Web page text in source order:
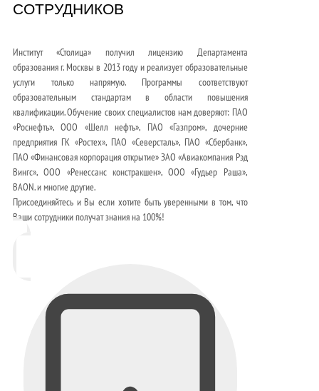
СОТРУДНИКОВ
Институт «Столица» получил лицензию Департамента
образования г. Москвы в 2013 году и реализует образовательные
услуги только напрямую. Программы соответствуют
образовательным стандартам в области повышения
квалификации. Обучение своих специалистов нам доверяют: ПАО
«Роснефть», ООО «Шелл нефть», ПАО «Газпром», дочерние
предприятия ГК «Ростех», ПАО «Северсталь», ПАО «Сбербанк»,
ПАО «Финансовая корпорация открытие» ЗАО «Авиакомпания Рэд
Вингс», ООО «Ренессанс констракшен», ООО «Гудьер Раша»,
BAON. и многие другие.
Присоединяйтесь и Вы если хотите быть уверенными в том, что
Ваши сотрудники получат знания на 100%!